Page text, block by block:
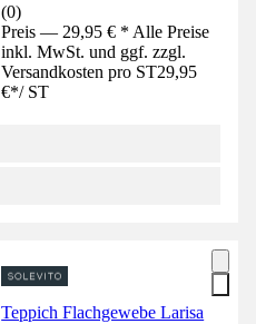
(0)
Preis — 29,95 € * Alle Preise
inkl. MwSt. und ggf. zzgl.
Versandkosten pro ST29,95
€*/ ST
Teppich Flachgewebe Larisa